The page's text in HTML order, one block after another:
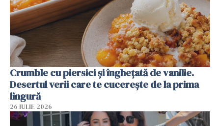
Crumble cu piersici și înghețată de vanilie.
Desertul verii care te cucerește de la prima
lingură
26 IULIE 2026